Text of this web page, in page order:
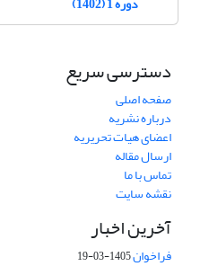
دسترسی سریع
صفحه اصلی
درباره نشریه
اعضای هیات تحریریه
ارسال مقاله
تماس با ما
نقشه سایت
آخرین اخبار
فراخوان1405-03-19